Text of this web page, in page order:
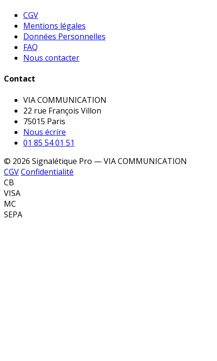
CGV
Mentions légales
Données Personnelles
FAQ
Nous contacter
Contact
VIA COMMUNICATION
22 rue François Villon
75015 Paris
Nous écrire
01 85 54 01 51
© 2026 Signalétique Pro — VIA COMMUNICATION
CGVConfidentialité
CB
VISA
MC
SEPA